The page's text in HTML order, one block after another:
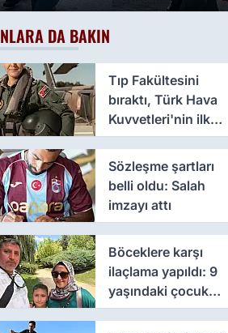
DA BAKIN
Tıp Fakültesini
bıraktı, Türk Hava
Kuvvetleri'nin ilk
kadın paşası oldu
Sözleşme şartları
belli oldu: Salah
imzayı attı
Böceklere karşı
ilaçlama yapıldı: 9
yaşındaki çocuk
öldü, annesi yoğun
bakımda